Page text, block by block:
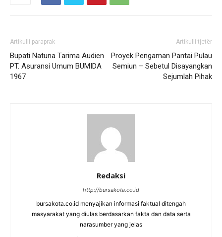
Artikulli paraprak
Bupati Natuna Tarima Audien
PT. Asuransi Umum BUMIDA
1967
Artikulli tjetër
Proyek Pengaman Pantai Pulau
Semiun – Sebetul Disayangkan
Sejumlah Pihak
Redaksi
http://bursakota.co.id
bursakota.co.id menyajikan informasi faktual ditengah
masyarakat yang diulas berdasarkan fakta dan data serta
narasumber yang jelas